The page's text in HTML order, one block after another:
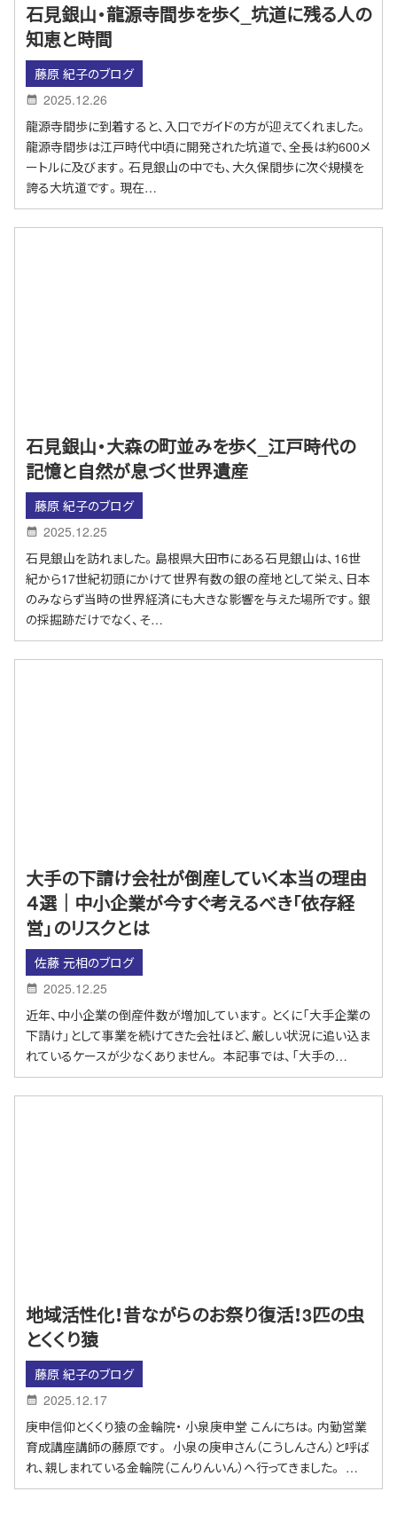
石見銀山・龍源寺間歩を歩く_坑道に残る人の
知恵と時間
藤原 紀子のブログ
2025.12.26
龍源寺間歩に到着すると、入口でガイドの方が迎えてくれました。
龍源寺間歩は江戸時代中頃に開発された坑道で、全長は約600メ
ートルに及びます。石見銀山の中でも、大久保間歩に次ぐ規模を
誇る大坑道です。現在…
石見銀山・大森の町並みを歩く_江戸時代の
記憶と自然が息づく世界遺産
藤原 紀子のブログ
2025.12.25
石見銀山を訪れました。島根県大田市にある石見銀山は、16世
紀から17世紀初頭にかけて世界有数の銀の産地として栄え、日本
のみならず当時の世界経済にも大きな影響を与えた場所です。銀
の採掘跡だけでなく、そ…
大手の下請け会社が倒産していく本当の理由
４選｜中小企業が今すぐ考えるべき「依存経
営」のリスクとは
佐藤 元相のブログ
2025.12.25
近年、中小企業の倒産件数が増加しています。とくに「大手企業の
下請け」として事業を続けてきた会社ほど、厳しい状況に追い込ま
れているケースが少なくありません。 本記事では、「大手の…
地域活性化！昔ながらのお祭り復活！3匹の虫
とくくり猿
藤原 紀子のブログ
2025.12.17
庚申信仰とくくり猿の金輪院・ 小泉庚申堂 こんにちは。内勤営業
育成講座講師の藤原です。 小泉の庚申さん（こうしんさん）と呼ば
れ、親しまれている金輪院（こんりんいん）へ行ってきました。 …